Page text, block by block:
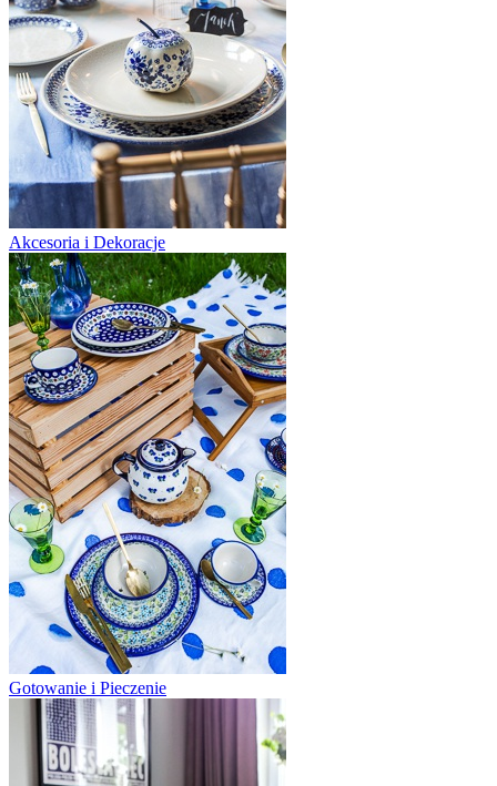
Akcesoria i Dekoracje
Gotowanie i Pieczenie